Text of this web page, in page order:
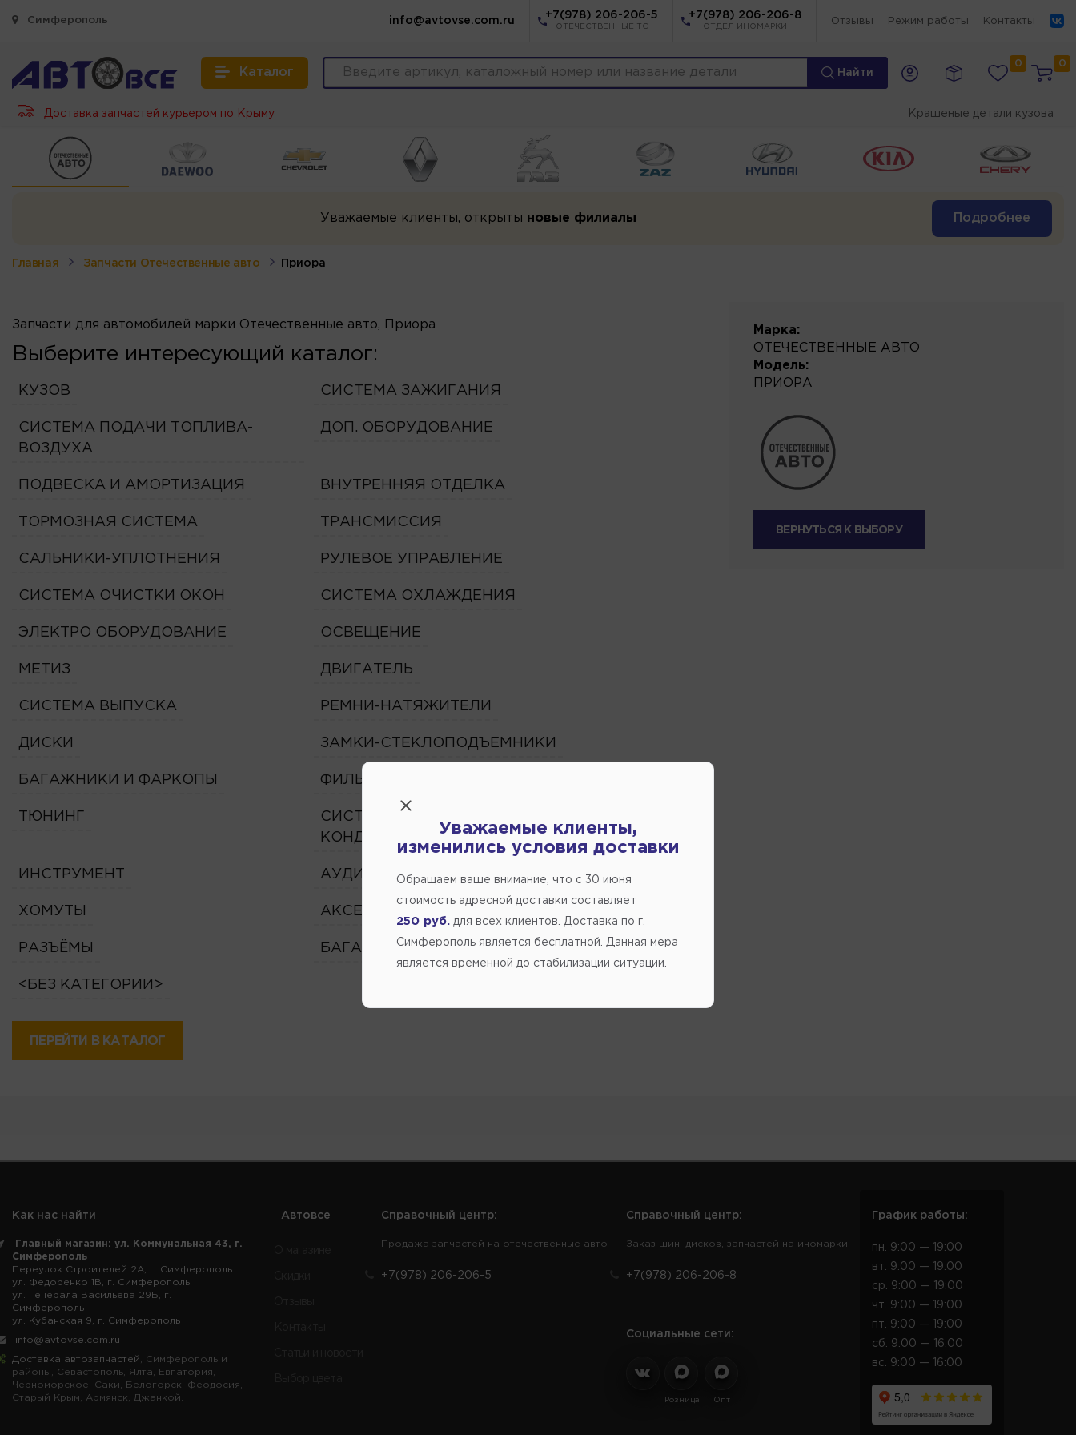
Симферополь info@avtovse.com.ru
+7(978) 206-206-5
ОТЕЧЕСТВЕННЫЕ ТС
+7(978) 206-206-8
ОТДЕЛ ИНОМАРКИ
Отзывы Режим работы Контакты
Каталог Найти
0 0
Доставка запчастей курьером по Крыму Крашеные детали кузова
Уважаемые клиенты, открыты новые филиалы Подробнее
Главная Запчасти Отечественные авто Приора
Запчасти для автомобилей марки Отечественные авто, Приора
Выберите интересующий каталог:
КУЗОВ СИСТЕМА ЗАЖИГАНИЯ
СИСТЕМА ПОДАЧИ ТОПЛИВА-
ВОЗДУХА
ДОП. ОБОРУДОВАНИЕ
ПОДВЕСКА И АМОРТИЗАЦИЯ ВНУТРЕННЯЯ ОТДЕЛКА
ТОРМОЗНАЯ СИСТЕМА ТРАНСМИССИЯ
САЛЬНИКИ-УПЛОТНЕНИЯ РУЛЕВОЕ УПРАВЛЕНИЕ
СИСТЕМА ОЧИСТКИ ОКОН СИСТЕМА ОХЛАЖДЕНИЯ
ЭЛЕКТРО ОБОРУДОВАНИЕ ОСВЕЩЕНИЕ
МЕТИЗ ДВИГАТЕЛЬ
СИСТЕМА ВЫПУСКА РЕМНИ-НАТЯЖИТЕЛИ
ДИСКИ ЗАМКИ-СТЕКЛОПОДЪЕМНИКИ
БАГАЖНИКИ И ФАРКОПЫ ФИЛЬТРА
ТЮНИНГ
СИСТЕМА ОТОПЛЕНИЯ/
КОНДИЦИОНИРОВАНИЯ
ИНСТРУМЕНТ АУДИО ТОВАРЫ
ХОМУТЫ АКСЕССУАРЫ
РАЗЪЁМЫ БАГАЖНИКИ НА КРЫШУ
<БЕЗ КАТЕГОРИИ>
ПЕРЕЙТИ В КАТАЛОГ
Марка:
ОТЕЧЕСТВЕННЫЕ АВТО
Модель:
ПРИОРА
ВЕРНУТЬСЯ К ВЫБОРУ
Как нас найти
Главный магазин: ул. Коммунальная 43, г.
Симферополь
Переулок Строителей 2А, г. Симферополь
ул. Федоренко 1В, г. Симферополь
ул. Генерала Васильева 29Б, г.
Симферополь
ул. Кубанская 9, г. Симферополь
info@avtovse.com.ru
Доставка автозапчастей , Симферополь и
районы, Севастополь, Ялта, Евпатория,
Черноморское, Саки, Белогорск, Феодосия,
Старый Крым, Армянск, Джанкой.
Автовсе Справочный центр:
Продажа запчастей на отечественные авто
+7(978) 206-206-5
Справочный центр:
Заказ шин, дисков, запчастей на иномарки
+7(978) 206-206-8
Социальные сети:
Розница Опт
График работы:
пн. 9:00 — 19:00
вт. 9:00 — 19:00
ср. 9:00 — 19:00
чт. 9:00 — 19:00
пт. 9:00 — 19:00
сб. 9:00 — 16:00
вс. 9:00 — 16:00
Уважаемые клиенты,
изменились условия доставки
Обращаем ваше внимание, что c 30 июня
стоимость адресной доставки составляет
250 руб. для всех клиентов. Доставка по г.
Симферополь является бесплатной. Данная мера
является временной до стабилизации ситуации.